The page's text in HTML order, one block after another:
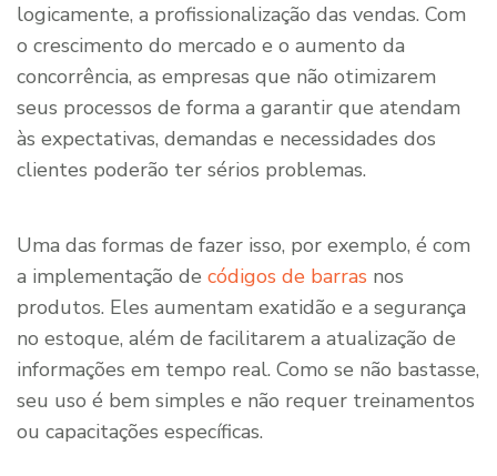
logicamente, a profissionalização das vendas. Com
o crescimento do mercado e o aumento da
concorrência, as empresas que não otimizarem
seus processos de forma a garantir que atendam
às expectativas, demandas e necessidades dos
clientes poderão ter sérios problemas.
Uma das formas de fazer isso, por exemplo, é com
a implementação de códigos de barras nos
produtos. Eles aumentam exatidão e a segurança
no estoque, além de facilitarem a atualização de
informações em tempo real. Como se não bastasse,
seu uso é bem simples e não requer treinamentos
ou capacitações específicas.